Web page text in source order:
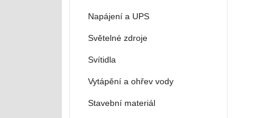
Napájení a UPS
Světelné zdroje
Svítidla
Vytápění a ohřev vody
Stavební materiál